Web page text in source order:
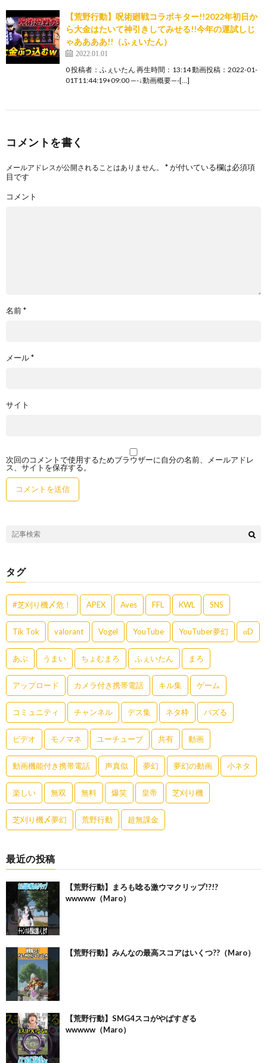
【荒野行動】呪術廻戦コラボキター!!2022年初日か
ら大金はたいて神引きしてみせる!!今年の運試しじ
ゃああああ!!（ふぇいたん）
2022.01.01
0 投稿者：ふぇいたん 再生時間：13:14 動画投稿：2022-01-
01T11:44:19+09:00 —-↓動画概要—-[…]
コメントを書く
メールアドレスが公開されることはありません。 *が付いている欄は必須項
目です
コメント
名前*
メール*
サイト
次回のコメントで使用するためブラウザーに自分の名前、メールアドレ
ス、サイトを保存する。
タグ
#芝刈り機〆危！ APEX Aves FFL KWL SNS
Tik Tok valorant Vogel YouTube YouTuber夢幻 αD
あぶ うまい ちょむまろ ふぇいたん まろ
アップロード カメラ付き携帯電話 キル集 ゲーム
コミュニティ チャンネル デス集 ネタ枠 バズる
ビデオ モノマネ ユーチューブ 共有 動画
動画機能付き携帯電話 声真似 夢幻 夢幻の動画 小ネタ
楽しい 無双 無料 爆笑 皇帝 芝刈り機
芝刈り機〆夢幻 荒野行動 超無課金
最近の投稿
【荒野行動】まろも唸る激ウマクリップ!?!?
wwwww（Maro）
【荒野行動】みんなの最高スコアはいくつ??（Maro）
【荒野行動】SMG4スコがやばすぎる
wwwww（Maro）